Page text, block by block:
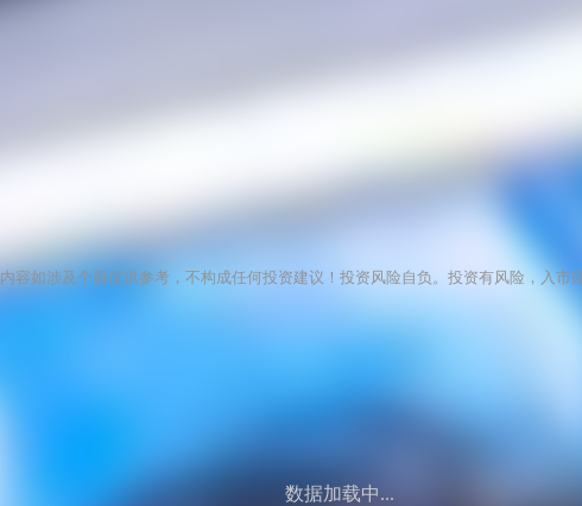
内容如涉及个股仅供参考，不构成任何投资建议！投资风险自负。投资有风险，入市
数据加载中...